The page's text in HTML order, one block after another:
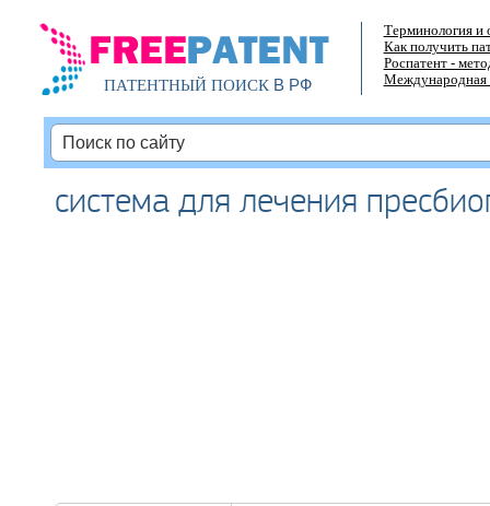
ПАТЕНТНЫЙ ПОИСКВ РФ
Терминология и
Как получить
Роспатент -
Международная
система для лечения